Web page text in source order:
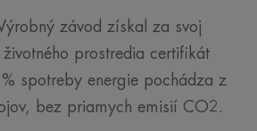
závod získal za svoj
prostredia certifikát
spotreby energie pochádza z
bez priamych emisií CO2.